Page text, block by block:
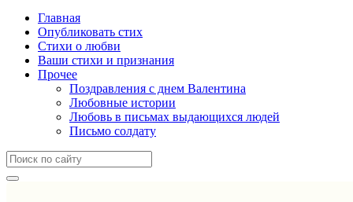
Главная
Опубликовать стих
Стихи о любви
Ваши стихи и признания
Прочее
Поздравления с днем Валентина
Любовные истории
Любовь в письмах выдающихся людей
Письмо солдату